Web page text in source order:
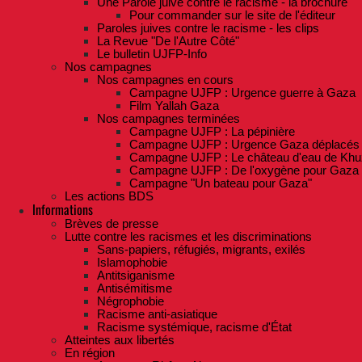
Pour commander sur le site de l'éditeur
Paroles juives contre le racisme - les clips
La Revue "De l'Autre Côté"
Le bulletin UJFP-Info
Nos campagnes
Nos campagnes en cours
Campagne UJFP : Urgence guerre à Gaza
Film Yallah Gaza
Nos campagnes terminées
Campagne UJFP : La pépinière
Campagne UJFP : Urgence Gaza déplacés
Campagne UJFP : Le château d'eau de
Campagne UJFP : De l'oxygène pour Gaza
Campagne "Un bateau pour Gaza"
Les actions BDS
Informations
Brèves de presse
Lutte contre les racismes et les discriminations
Sans-papiers, réfugiés, migrants, exilés
Islamophobie
Antitsiganisme
Antisémitisme
Négrophobie
Racisme anti-asiatique
Racisme systémique, racisme d'État
Atteintes aux libertés
En région